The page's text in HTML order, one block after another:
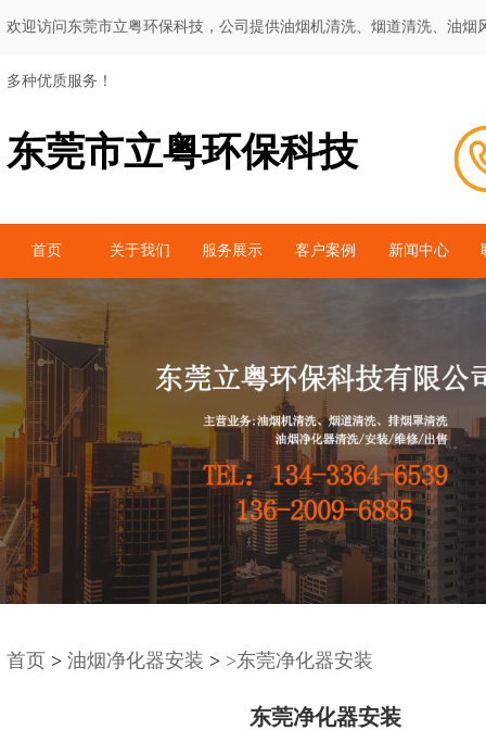
欢迎访问东莞市立粤环保科技，公司提供油烟机清洗、烟道清洗、油烟
多种优质服务！
东莞市立粤环保科技
首页 关于我们 服务展示 客户案例 新闻中心
首页 > 油烟净化器安装 > >东莞净化器安装
东莞净化器安装